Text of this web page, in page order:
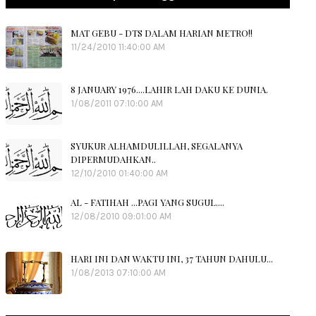
MAT GEBU - DTS DALAM HARIAN METRO!!
11/24/2010 11:40:00 AM
8 JANUARY 1976....LAHIR LAH DAKU KE DUNIA.
1/08/2011 07:10:00 AM
SYUKUR ALHAMDULILLAH, SEGALANYA
DIPERMUDAHKAN..
12/10/2010 01:40:00 AM
AL - FATIHAH ...PAGI YANG SUGUL....
12/08/2010 09:01:00 AM
HARI INI DAN WAKTU INI, 37 TAHUN DAHULU...
1/08/2013 07:10:00 AM